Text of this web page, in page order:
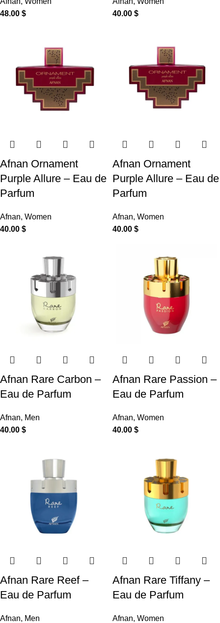
48.00 $
40.00 $
Afnan Ornament
Purple Allure – Eau de
Parfum
Afnan, Women
40.00 $
Afnan Ornament
Purple Allure – Eau de
Parfum
Afnan, Women
40.00 $
Afnan Rare Carbon –
Eau de Parfum
Afnan, Men
40.00 $
Afnan Rare Passion –
Eau de Parfum
Afnan, Women
40.00 $
Afnan Rare Reef –
Eau de Parfum
Afnan, Men
Afnan Rare Tiffany –
Eau de Parfum
Afnan, Women